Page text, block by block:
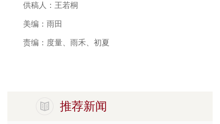
供稿人：王若桐
美编：雨田
责编：度量、雨禾、初夏
推荐新闻